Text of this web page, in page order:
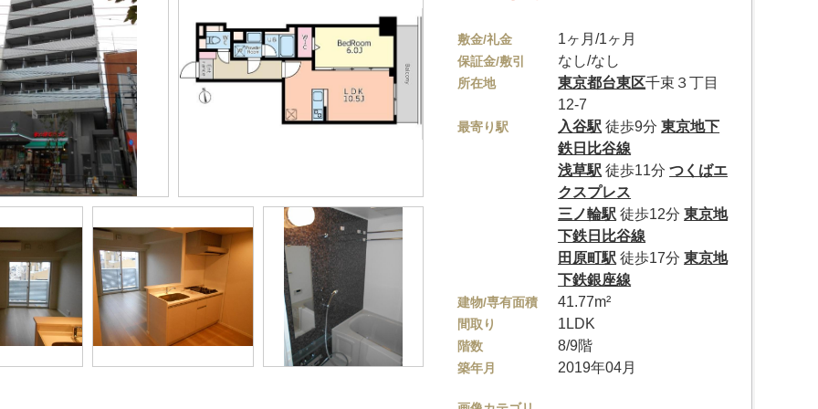
敷金/礼金 1ヶ月/1ヶ月
保証金/敷引 なし/なし
所在地 東京都台東区千束３丁目
12-7
最寄り駅 入谷駅 徒歩9分東京地下
鉄日比谷線
浅草駅 徒歩11分つくばエ
クスプレス
三ノ輪駅 徒歩12分東京地
下鉄日比谷線
田原町駅 徒歩17分東京地
下鉄銀座線
建物/専有面積 41.77m²
間取り 1LDK
階数 8/9階
築年月 2019年04月